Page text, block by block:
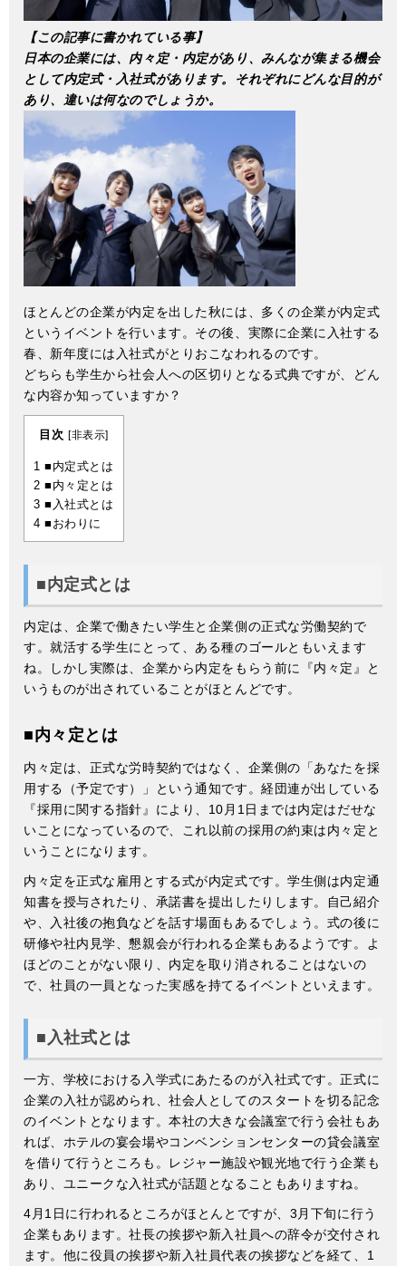
【この記事に書かれている事】
日本の企業には、内々定・内定があり、みんなが集まる機会
として内定式・入社式があります。それぞれにどんな目的が
あり、違いは何なのでしょうか。
ほとんどの企業が内定を出した秋には、多くの企業が内定式
というイベントを行います。その後、実際に企業に入社する
春、新年度には入社式がとりおこなわれるのです。
どちらも学生から社会人への区切りとなる式典ですが、どん
な内容か知っていますか？
目次 [非表示]
1 ■内定式とは
2 ■内々定とは
3 ■入社式とは
4 ■おわりに
■内定式とは
内定は、企業で働きたい学生と企業側の正式な労働契約で
す。就活する学生にとって、ある種のゴールともいえます
ね。しかし実際は、企業から内定をもらう前に『内々定』と
いうものが出されていることがほとんどです。
■内々定とは
内々定は、正式な労時契約ではなく、企業側の「あなたを採
用する（予定です）」という通知です。経団連が出している
『採用に関する指針』により、10月1日までは内定はだせな
いことになっているので、これ以前の採用の約束は内々定と
いうことになります。
内々定を正式な雇用とする式が内定式です。学生側は内定通
知書を授与されたり、承諾書を提出したりします。自己紹介
や、入社後の抱負などを話す場面もあるでしょう。式の後に
研修や社内見学、懇親会が行われる企業もあるようです。よ
ほどのことがない限り、内定を取り消されることはないの
で、社員の一員となった実感を持てるイベントといえます。
■入社式とは
一方、学校における入学式にあたるのが入社式です。正式に
企業の入社が認められ、社会人としてのスタートを切る記念
のイベントとなります。本社の大きな会議室で行う会社もあ
れば、ホテルの宴会場やコンベンションセンターの貸会議室
を借りて行うところも。レジャー施設や観光地で行う企業も
あり、ユニークな入社式が話題となることもありますね。
4月1日に行われるところがほとんとですが、3月下旬に行う
企業もあります。社長の挨拶や新入社員への辞令が交付され
ます。他に役員の挨拶や新入社員代表の挨拶などを経て、1